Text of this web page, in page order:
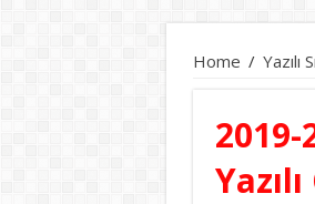
Home / Yazılı
2019-